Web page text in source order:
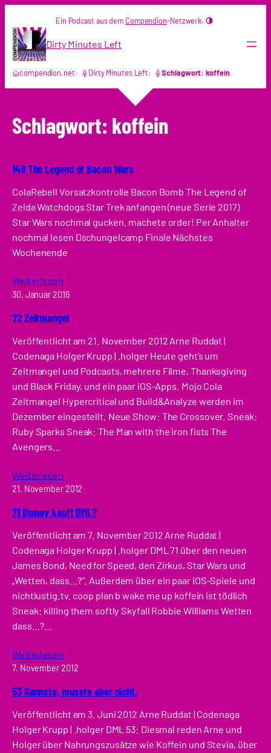
Inhalt
springen
Ein Podcast aus dem Compendion-Netzwerk.
Dirty Minutes Left
compendion.net Dirty Minutes Left Schlagwort: koffein
Schlagwort: koffein
149 The Legend of Bacon Wars
ColaRebell Vorsatzkontrolle Bacon Bomb The Legend of
Zelda Watchdogs Star Trek anfangen (neue Serie 2017)
Star Wars nochmal gucken. machete order! Per Anhalter
nochmal lesen Dschungelcamp Finale Nächstes
Wochenende
Weiterlesen
30. Januar 2016
72 Zeitmangel
Veröffentlicht am 21. November 2012 Arne Ruddat |
Codenaga Holger Krupp | .holger Heute geht’s um
Zeitmangel und Podcasts, mehrere Filme, Thanksgiving
und Black Friday, und ein paar iOS-Apps. Mojo Cola
Zeitmangel Hypercritical und Build&Analyze werden im
Dezember eingestellt. Neue Show: The Crossover. Sneak:
Ruby Sparks Sneak: The Man with the iron fists The
Avengers…
Weiterlesen
21. November 2012
71 Disney kauft DML?
Veröffentlicht am 7. November 2012 Arne Ruddat |
Codenaga Holger Krupp | .holger DML 71 über den neuen
James Bond, Need for Speed, den Zirkus, Star Wars und
„Wetten, dass…?“. Außerdem über ein paar iOS-Spiele und
nichtlustig.tv. coop plan b wake me up koffein ist tödlich
Sneak: killing them softly Skyfall Robbie Williams Wetten
dass…?…
Weiterlesen
7. November 2012
53 Kannste, musste aber nicht.
Veröffentlicht am 3. Juni 2012 Arne Ruddat | Codenaga
Holger Krupp | .holger DML 53: Diesmal reden Arne und
Holger über Nahrungszusätze wie Koffein und Stevia, über